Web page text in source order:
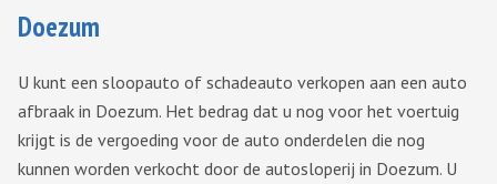
Doezum
U kunt een sloopauto of schadeauto verkopen aan een auto
afbraak in Doezum. Het bedrag dat u nog voor het voertuig
krijgt is de vergoeding voor de auto onderdelen die nog
kunnen worden verkocht door de autosloperij in Doezum. U